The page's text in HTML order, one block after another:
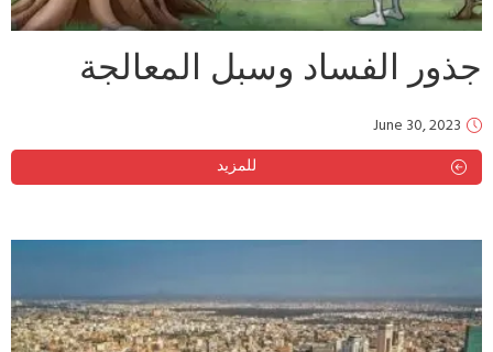
جذور الفساد وسبل المعالجة
June 30, 2023
للمزيد